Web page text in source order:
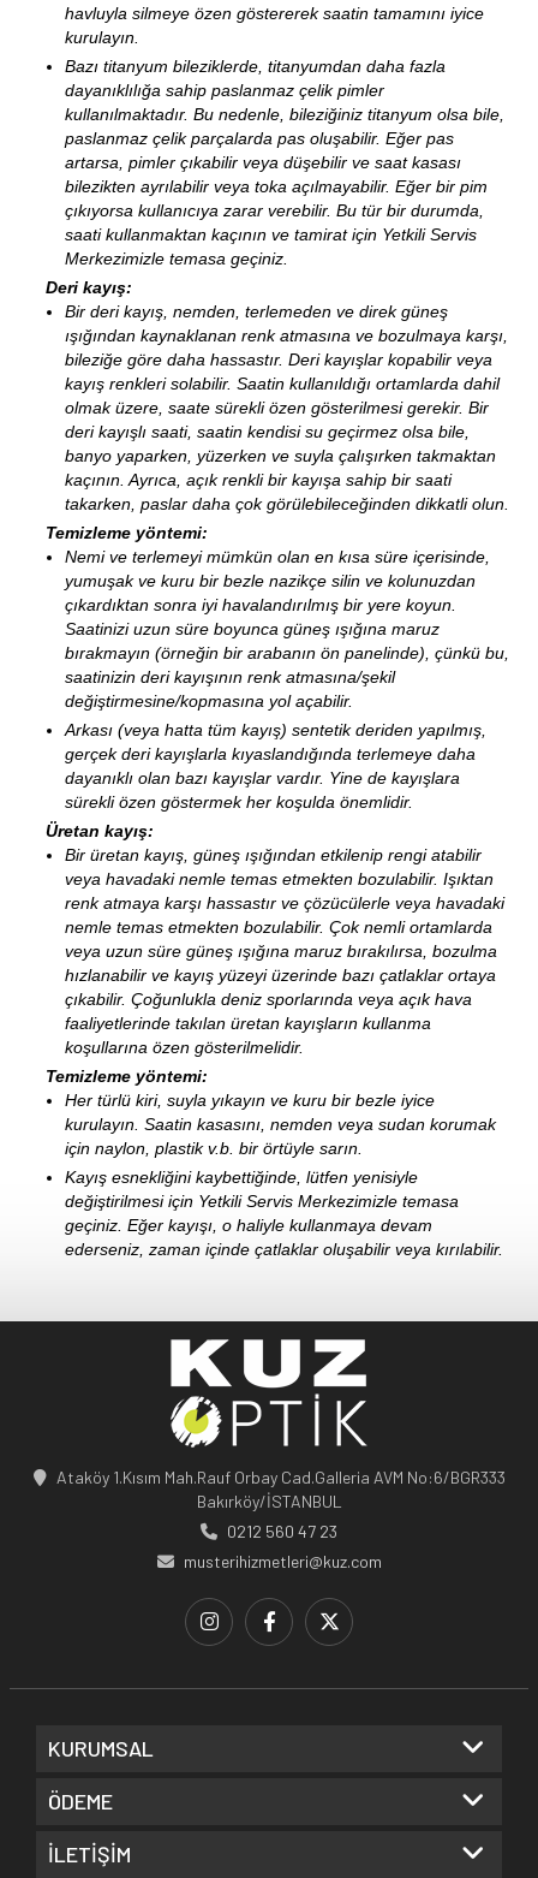
havluyla silmeye özen göstererek saatin tamamını iyice
kurulayın.
Bazı titanyum bileziklerde, titanyumdan daha fazla
dayanıklılığa sahip paslanmaz çelik pimler
kullanılmaktadır. Bu nedenle, bileziğiniz titanyum olsa bile,
paslanmaz çelik parçalarda pas oluşabilir. Eğer pas
artarsa, pimler çıkabilir veya düşebilir ve saat kasası
bilezikten ayrılabilir veya toka açılmayabilir. Eğer bir pim
çıkıyorsa kullanıcıya zarar verebilir. Bu tür bir durumda,
saati kullanmaktan kaçının ve tamirat için Yetkili Servis
Merkezimizle temasa geçiniz.
Deri kayış:
Bir deri kayış, nemden, terlemeden ve direk güneş
ışığından kaynaklanan renk atmasına ve bozulmaya karşı,
bileziğe göre daha hassastır. Deri kayışlar kopabilir veya
kayış renkleri solabilir. Saatin kullanıldığı ortamlarda dahil
olmak üzere, saate sürekli özen gösterilmesi gerekir. Bir
deri kayışlı saati, saatin kendisi su geçirmez olsa bile,
banyo yaparken, yüzerken ve suyla çalışırken takmaktan
kaçının. Ayrıca, açık renkli bir kayışa sahip bir saati
takarken, paslar daha çok görülebileceğinden dikkatli olun.
Temizleme yöntemi:
Nemi ve terlemeyi mümkün olan en kısa süre içerisinde,
yumuşak ve kuru bir bezle nazikçe silin ve kolunuzdan
çıkardıktan sonra iyi havalandırılmış bir yere koyun.
Saatinizi uzun süre boyunca güneş ışığına maruz
bırakmayın (örneğin bir arabanın ön panelinde), çünkü bu,
saatinizin deri kayışının renk atmasına/şekil
değiştirmesine/kopmasına yol açabilir.
Arkası (veya hatta tüm kayış) sentetik deriden yapılmış,
gerçek deri kayışlarla kıyaslandığında terlemeye daha
dayanıklı olan bazı kayışlar vardır. Yine de kayışlara
sürekli özen göstermek her koşulda önemlidir.
Üretan kayış:
Bir üretan kayış, güneş ışığından etkilenip rengi atabilir
veya havadaki nemle temas etmekten bozulabilir. Işıktan
renk atmaya karşı hassastır ve çözücülerle veya havadaki
nemle temas etmekten bozulabilir. Çok nemli ortamlarda
veya uzun süre güneş ışığına maruz bırakılırsa, bozulma
hızlanabilir ve kayış yüzeyi üzerinde bazı çatlaklar ortaya
çıkabilir. Çoğunlukla deniz sporlarında veya açık hava
faaliyetlerinde takılan üretan kayışların kullanma
koşullarına özen gösterilmelidir.
Temizleme yöntemi:
Her türlü kiri, suyla yıkayın ve kuru bir bezle iyice
kurulayın. Saatin kasasını, nemden veya sudan korumak
için naylon, plastik v.b. bir örtüyle sarın.
Kayış esnekliğini kaybettiğinde, lütfen yenisiyle
değiştirilmesi için Yetkili Servis Merkezimizle temasa
geçiniz. Eğer kayışı, o haliyle kullanmaya devam
ederseniz, zaman içinde çatlaklar oluşabilir veya kırılabilir.
Ataköy 1.Kısım Mah.Rauf Orbay Cad.Galleria AVM No:6/BGR333
Bakırköy/İSTANBUL
0212 560 47 23
musterihizmetleri@kuz.com
KURUMSAL
ÖDEME
İLETİŞİM